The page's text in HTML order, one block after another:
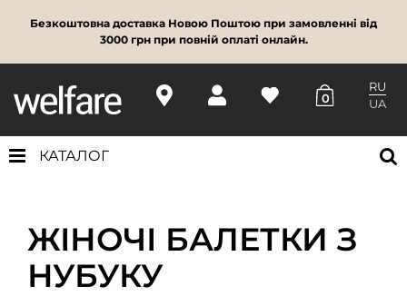
Безкоштовна доставка Новою Поштою при замовленні від
3000 грн при повній оплаті онлайн.
0
RU
UA
КАТАЛОГ
ЖІНОЧІ БАЛЕТКИ З
НУБУКУ